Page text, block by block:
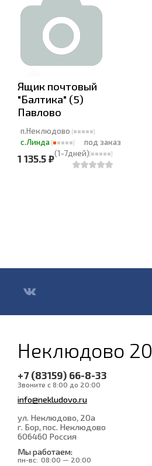
Ящик почтовый
"Балтика" (5)
Павлово
п.Неклюдово
с.Линда
под заказ
(1-7дней)
1 135.5 ₽
Неклюдово 20
+7 (83159) 66-8-33
Звоните с 8:00 до 20:00
info@nekludovo.ru
ул. Неклюдово, 20а
г. Бор, пос. Неклюдово
606460 Россия
Мы работаем:
пн-вс: 08:00 — 20:00